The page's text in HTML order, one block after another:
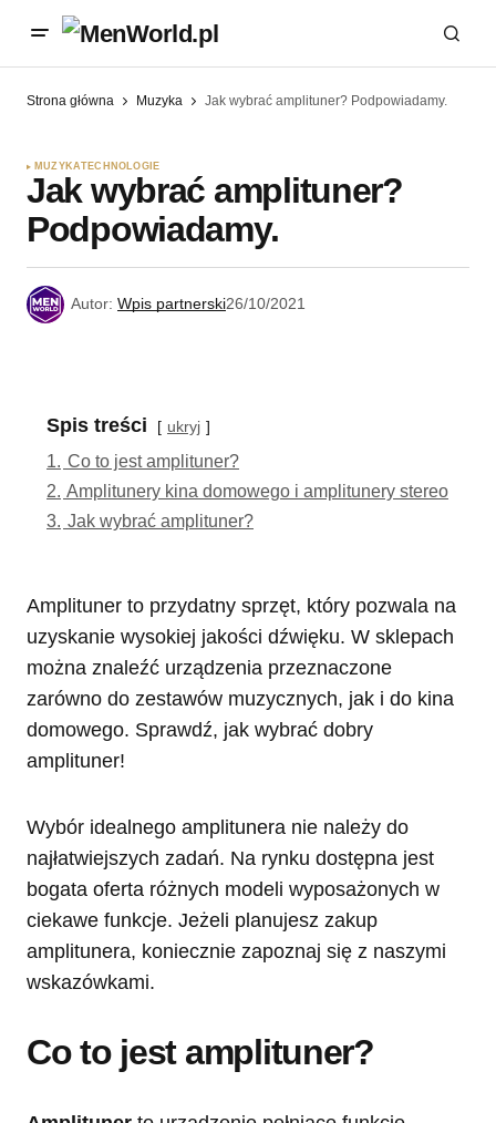
Strona główna Muzyka Jak wybrać amplituner? Podpowiadamy.
MUZYKATECHNOLOGIE
Jak wybrać amplituner?
Podpowiadamy.
Autor: Wpis partnerski26/10/2021
Spis treści ukryj
1. Co to jest amplituner?
2. Amplitunery kina domowego i amplitunery stereo
3. Jak wybrać amplituner?
Amplituner to przydatny sprzęt, który pozwala na
uzyskanie wysokiej jakości dźwięku. W sklepach
można znaleźć urządzenia przeznaczone
zarówno do zestawów muzycznych, jak i do kina
domowego. Sprawdź, jak wybrać dobry
amplituner!
Wybór idealnego amplitunera nie należy do
najłatwiejszych zadań. Na rynku dostępna jest
bogata oferta różnych modeli wyposażonych w
ciekawe funkcje. Jeżeli planujesz zakup
amplitunera, koniecznie zapoznaj się z naszymi
wskazówkami.
Co to jest amplituner?